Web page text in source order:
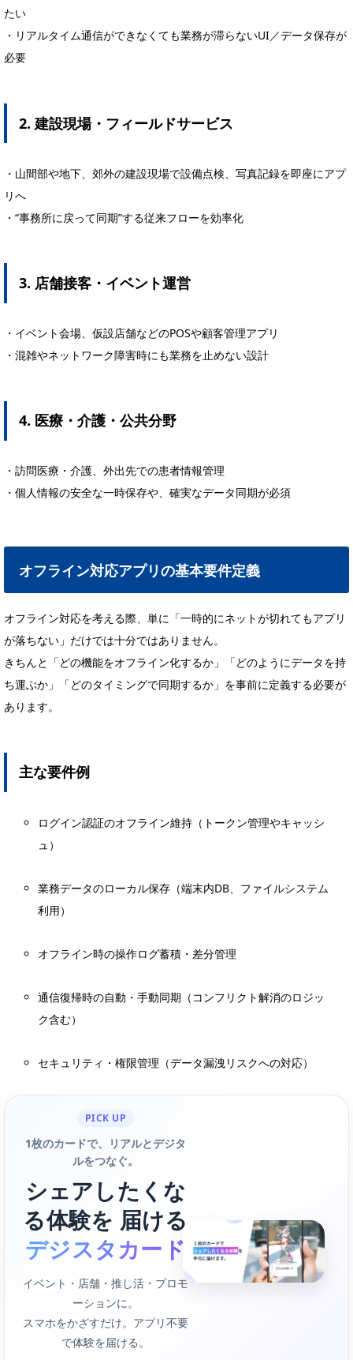
たい
・リアルタイム通信ができなくても業務が滞らないUI／データ保存が
必要
2. 建設現場・フィールドサービス
・山間部や地下、郊外の建設現場で設備点検、写真記録を即座にアプ
リへ
・“事務所に戻って同期”する従来フローを効率化
3. 店舗接客・イベント運営
・イベント会場、仮設店舗などのPOSや顧客管理アプリ
・混雑やネットワーク障害時にも業務を止めない設計
4. 医療・介護・公共分野
・訪問医療・介護、外出先での患者情報管理
・個人情報の安全な一時保存や、確実なデータ同期が必須
オフライン対応アプリの基本要件定義
オフライン対応を考える際、単に「一時的にネットが切れてもアプリ
が落ちない」だけでは十分ではありません。
きちんと「どの機能をオフライン化するか」「どのようにデータを持
ち運ぶか」「どのタイミングで同期するか」を事前に定義する必要が
あります。
主な要件例
ログイン認証のオフライン維持（トークン管理やキャッシ
ュ）
業務データのローカル保存（端末内DB、ファイルシステム
利用）
オフライン時の操作ログ蓄積・差分管理
通信復帰時の自動・手動同期（コンフリクト解消のロジッ
ク含む）
セキュリティ・権限管理（データ漏洩リスクへの対応）
PICK UP
1枚のカードで、リアルとデジタ
ルをつなぐ。
シェアしたくな
る体験を 届ける
デジスタカード
イベント・店舗・推し活・プロモ
ーションに。
スマホをかざすだけ。アプリ不要
で体験を届ける。